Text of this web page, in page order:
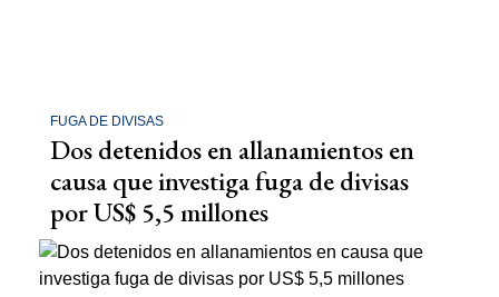
FUGA DE DIVISAS
Dos detenidos en allanamientos en
causa que investiga fuga de divisas
por US$ 5,5 millones